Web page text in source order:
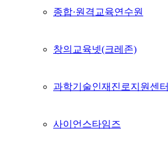
종합·원격교육연수원
창의교육넷(크레존)
과학기술인재진로지원센터
사이언스타임즈